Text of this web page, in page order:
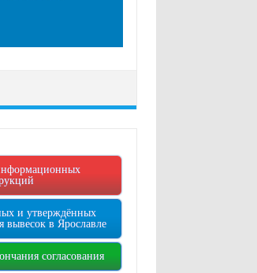
и утверждённых
вывесок в Ярославле
согласования